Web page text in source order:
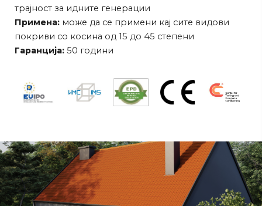
трајност за идните генерации
Примена: може да се примени кај сите видови
покриви со косина од 15 до 45 степени
Гаранција: 50 години